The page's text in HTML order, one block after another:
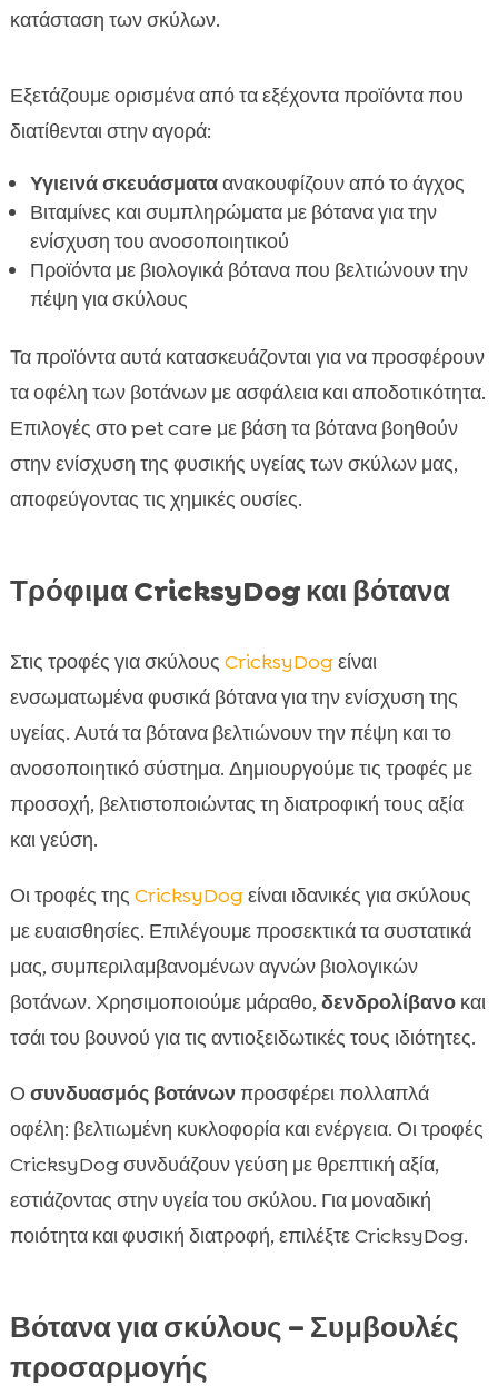
κατάσταση των σκύλων.
Εξετάζουμε ορισμένα από τα εξέχοντα προϊόντα που
διατίθενται στην αγορά:
Υγιεινά σκευάσματαανακουφίζουν από το άγχος
Βιταμίνες και συμπληρώματα με βότανα για την
ενίσχυση του ανοσοποιητικού
Προϊόντα με βιολογικά βότανα που βελτιώνουν την
πέψη για σκύλους
Τα προϊόντα αυτά κατασκευάζονται για να προσφέρουν
τα οφέλη των βοτάνων με ασφάλεια και αποδοτικότητα.
Επιλογές στο pet care με βάση τα βότανα βοηθούν
στην ενίσχυση της φυσικής υγείας των σκύλων μας,
αποφεύγοντας τις χημικές ουσίες.
Τρόφιμα CricksyDog και βότανα
Στις τροφές για σκύλους CricksyDogείναι
ενσωματωμένα φυσικά βότανα για την ενίσχυση της
υγείας. Αυτά τα βότανα βελτιώνουν την πέψη και το
ανοσοποιητικό σύστημα. Δημιουργούμε τις τροφές με
προσοχή, βελτιστοποιώντας τη διατροφική τους αξία
και γεύση.
Οι τροφές της CricksyDogείναι ιδανικές για σκύλους
με ευαισθησίες. Επιλέγουμε προσεκτικά τα συστατικά
μας, συμπεριλαμβανομένων αγνών βιολογικών
βοτάνων. Χρησιμοποιούμε μάραθο, δενδρολίβανοκαι
τσάι του βουνού για τις αντιοξειδωτικές τους ιδιότητες.
Ο συνδυασμός βοτάνωνπροσφέρει πολλαπλά
οφέλη: βελτιωμένη κυκλοφορία και ενέργεια. Οι τροφές
CricksyDog συνδυάζουν γεύση με θρεπτική αξία,
εστιάζοντας στην υγεία του σκύλου. Για μοναδική
ποιότητα και φυσική διατροφή, επιλέξτε CricksyDog.
Βότανα για σκύλους – Συμβουλές
προσαρμογής